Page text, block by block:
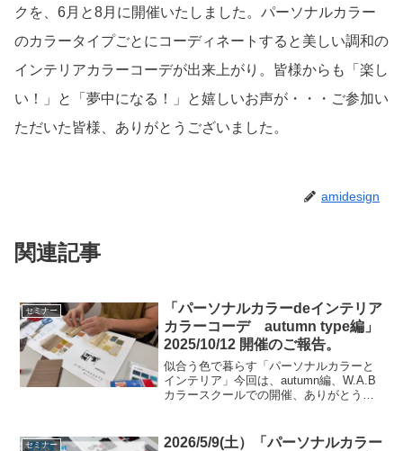
クを、6月と8月に開催いたしました。パーソナルカラー
のカラータイプごとにコーディネートすると美しい調和の
インテリアカラーコーデが出来上がり。皆様からも「楽し
い！」と「夢中になる！」と嬉しいお声が・・・ご参加い
ただいた皆様、ありがとうございました。
amidesign
関連記事
セミナー
「パーソナルカラーdeインテリア
カラーコーデ autumn type編」
2025/10/12 開催のご報告。
似合う色で暮らす「パーソナルカラーと
インテリア」今回は、autumn編、W.A.B
カラースクールでの開催、ありがとうご
ください。
セミナー
2026/5/9(土）「パーソナルカラー